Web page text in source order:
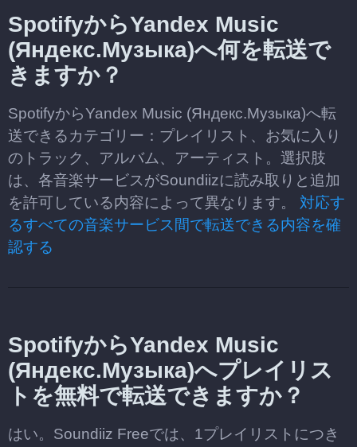
SpotifyからYandex Music
(Яндекс.Музыка)へ何を転送で
きますか？
SpotifyからYandex Music (Яндекс.Музыка)へ転
送できるカテゴリー：プレイリスト、お気に入り
のトラック、アルバム、アーティスト。選択肢
は、各音楽サービスがSoundiizに読み取りと追加
を許可している内容によって異なります。 対応す
るすべての音楽サービス間で転送できる内容を確
認する
SpotifyからYandex Music
(Яндекс.Музыка)へプレイリス
トを無料で転送できますか？
はい。Soundiiz Freeでは、1プレイリストにつき